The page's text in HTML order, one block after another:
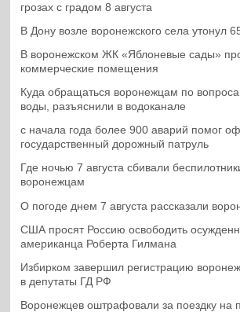
грозах с градом 8 августа
В Дону возле воронежского села утонул
В воронежском ЖК «Яблоневые сады»
коммерческие помещения
Куда обращаться воронежцам по
воды, разъяснили в водоканале
с начала года более 900 аварий помог
государственный дорожный патруль
Где ночью 7 августа сбивали
воронежцам
О погоде днем 7 августа рассказали
США просят Россию освободить
американца Роберта Гилмана
Избирком завершил регистрацию
в депутаты ГД РФ
Воронежцев оштрафовали за поездку на